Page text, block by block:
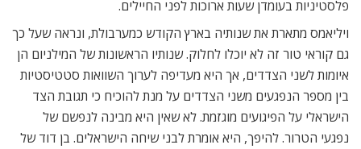
פלסטיניות בעומדן שעות ארוכות לפני החיילים.
ויליאמס מתארת את שנותיה בארץ הקודש כמערבולת, ונראה שעל כך
גם קוראי טור זה לא יוכלו לחלוק. שנותיו הראשונות של המילניום הן
איומות לשני הצדדים, אך היא מעדיפה לערוך השוואות סטטיסטיות
בין מספר הנפגעים משני הצדדים על מנת להוכיח כי תגובת הצד
הישראלי על הפיגועים מוגזמת. לא שאין היא מבינה לנפשם של
נפגעי הטרור. להיפך, היא אומרת לבני שיחה הישראלים. בן דוד של